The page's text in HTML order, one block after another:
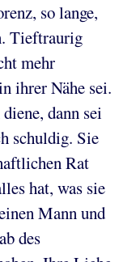
so lange,
Tieftraurig
mehr
ihrer Nähe sei.
dann sei
schuldig. Sie
Rat
hat, was sie
Mann und
des